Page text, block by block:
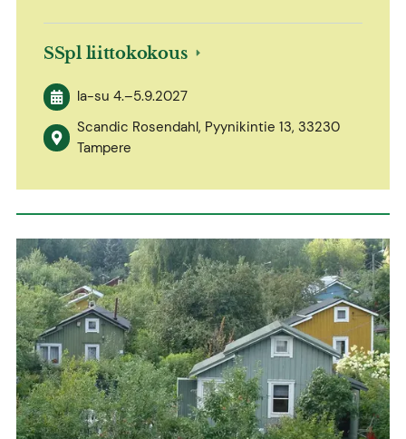
SSpl liittokokous
la-su 4.–5.9.2027
Scandic Rosendahl, Pyynikintie 13, 33230
Tampere